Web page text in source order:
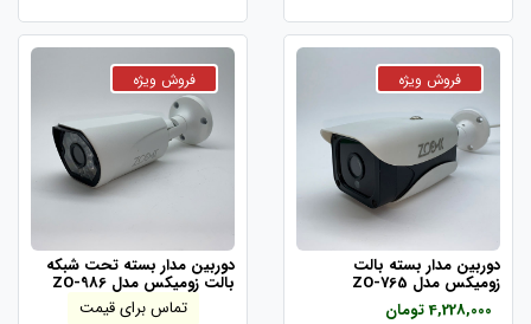
دوربین مدار بسته بالت
زومیکس مدل ZO-765
4,228,000 تومان
دوربین مدار بسته تحت شبکه
بالت زومیکس مدل ZO-986
تماس برای قیمت